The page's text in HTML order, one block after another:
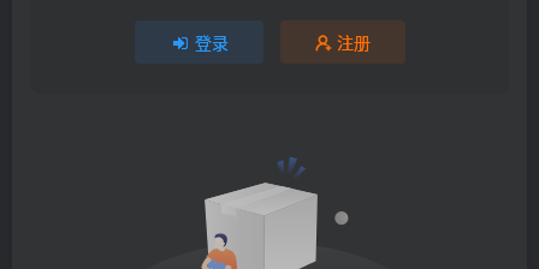
登录 注册